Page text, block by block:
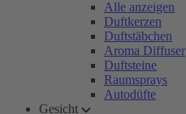
Alle anzeigen
Duftkerzen
Duftstäbchen
Aroma Diffuser
Duftsteine
Raumsprays
Autodüfte
Gesicht